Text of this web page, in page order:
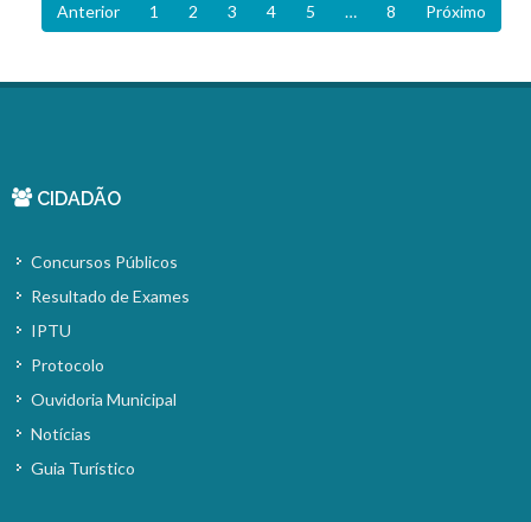
Anterior
1 2 3 4 5 … 8 Próximo
CIDADÃO
Concursos Públicos
Resultado de Exames
IPTU
Protocolo
Ouvidoria Municipal
Notícias
Guia Turístico